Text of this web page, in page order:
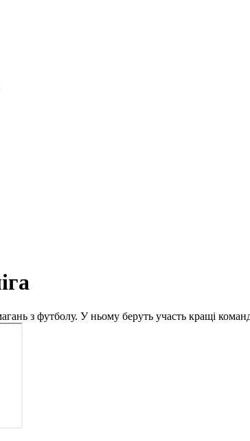
з футболу. У ньому беруть участь кращі